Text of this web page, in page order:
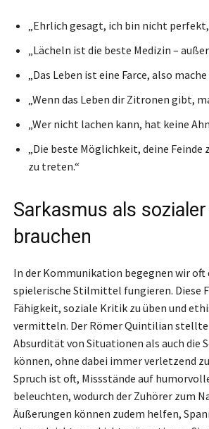
„Ehrlich gesagt, ich bin nicht
„Lächeln ist die beste Medizin –
„Das Leben ist eine Farce, also
„Wenn das Leben dir Zitronen gibt,
„Wer nicht lachen kann, hat keine
„Die beste Möglichkeit, deine
zu treten.“
Sarkasmus als
brauchen
In der Kommunikation begegnen wir oft
spielerische Stilmittel fungieren. Diese
Fähigkeit, soziale Kritik zu üben und
vermitteln. Der Römer Quintilian stellte
Absurdität von Situationen als auch die
können, ohne dabei immer verletzend
Spruch ist oft, Missstände auf
beleuchten, wodurch der Zuhörer zum
Äußerungen können zudem helfen,